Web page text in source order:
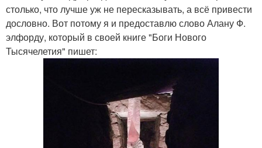
столько, что лучше уж не пересказывать, а всё привести
дословно. Вот потому я и предоставлю слово Алану Ф.
элфорду, который в своей книге "Боги Нового
Тысячелетия" пишет: